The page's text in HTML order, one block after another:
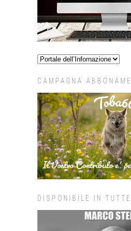
CAMPAGNA
DISPONIBILE IN